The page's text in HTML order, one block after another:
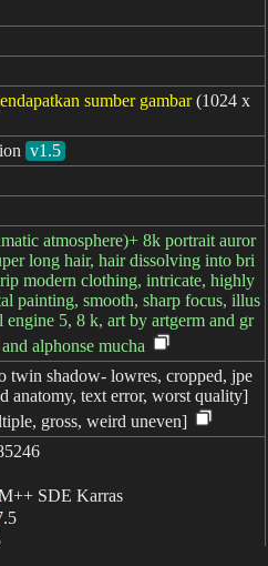
sumber gambar (1024 x
v1.5
atmosphere)+ 8k portrait auror
long hair, hair dissolving into bri
modern clothing, intricate, highly
painting, smooth, sharp focus, illus
engine 5, 8 k, art by artgerm and gr
alphonse mucha
twin shadow- lowres, cropped, jpe
anatomy, text error, worst quality]
gross, weird uneven]